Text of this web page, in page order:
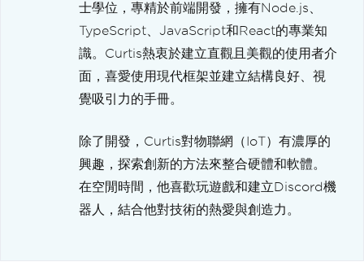
士學位，專精於前端開發，擁有Node.js、
TypeScript、JavaScript和React的專業知
識。Curtis熱衷於建立直觀且美觀的使用者介
面，喜愛使用現代框架並建立結構良好、視
覺吸引力的手冊。
除了開發，Curtis對物聯網（IoT）有濃厚的
興趣，探索創新的方法來整合硬體和軟體。
在空閒時間，他喜歡玩遊戲和建立Discord機
器人，結合他對技術的熱愛與創造力。